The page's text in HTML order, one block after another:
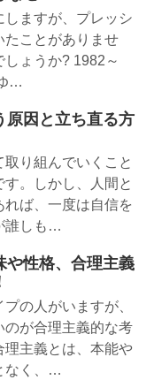
ますが、プレッシ
たことがありませ
ょうか? 1982～
…
原因と立ち直る方
り組んでいくこと
。しかし、人間と
れば、一度は自信を
誰しも…
や性格、合理主義
の人がいますが、
のが合理主義的な考
理主義とは、本能や
なく、…